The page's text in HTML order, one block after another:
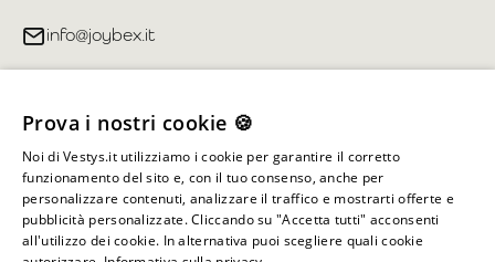
info@joybex.it
Account
Informazioni sul negozio
Prova i nostri cookie 🍪
Noi di Vestys.it utilizziamo i cookie per garantire il corretto
funzionamento del sito e, con il tuo consenso, anche per
personalizzare contenuti, analizzare il traffico e mostrarti offerte e
pubblicità personalizzate. Cliccando su "Accetta tutti" acconsenti
all'utilizzo dei cookie. In alternativa puoi scegliere quali cookie